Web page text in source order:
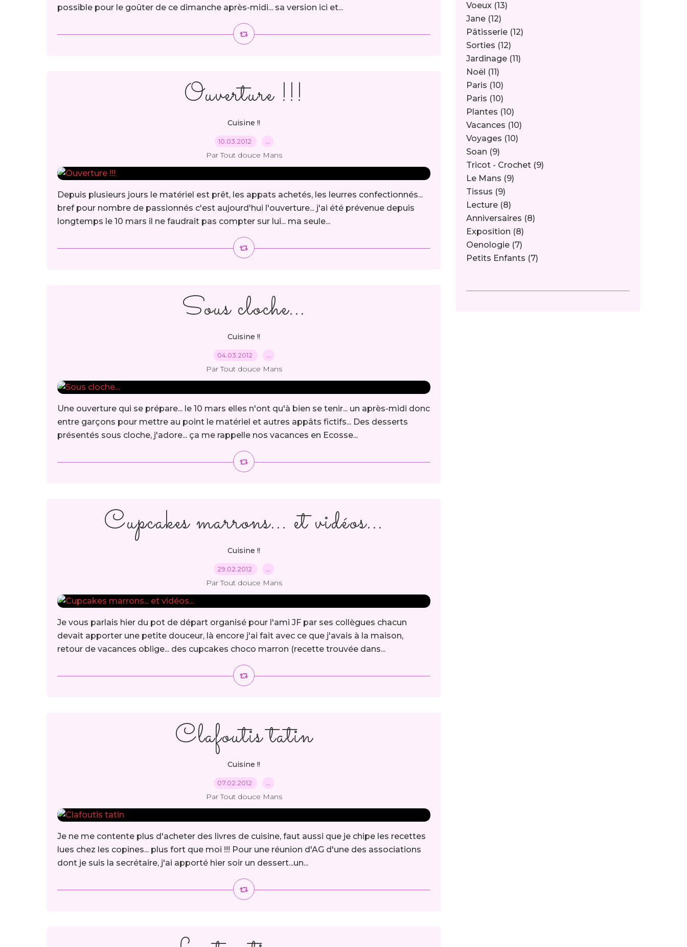
possible pour le goûter de ce dimanche après-midi... sa version ici et...
Ouverture !!!
Cuisine !!
10.03.2012 …
Par Tout douce Mans
Depuis plusieurs jours le matériel est prêt, les appats achetés, les leurres confectionnés...
bref pour nombre de passionnés c'est aujourd'hui l'ouverture... j'ai été prévenue depuis
longtemps le 10 mars il ne faudrait pas compter sur lui... ma seule...
Sous cloche...
Cuisine !!
04.03.2012 …
Par Tout douce Mans
Une ouverture qui se prépare... le 10 mars elles n'ont qu'à bien se tenir... un après-midi donc
entre garçons pour mettre au point le matériel et autres appâts fictifs... Des desserts
présentés sous cloche, j'adore... ça me rappelle nos vacances en Ecosse...
Cupcakes marrons... et vidéos...
Cuisine !!
29.02.2012 …
Par Tout douce Mans
Je vous parlais hier du pot de départ organisé pour l'ami JF par ses collègues chacun
devait apporter une petite douceur, là encore j'ai fait avec ce que j'avais à la maison,
retour de vacances oblige... des cupcakes choco marron (recette trouvée dans...
Clafoutis tatin
Cuisine !!
07.02.2012 …
Par Tout douce Mans
Je ne me contente plus d'acheter des livres de cuisine, faut aussi que je chipe les recettes
lues chez les copines... plus fort que moi !!! Pour une réunion d'AG d'une des associations
dont je suis la secrétaire, j'ai apporté hier soir un dessert...un...
Voeux (13)
Jane (12)
Pâtisserie (12)
Sorties (12)
Jardinage (11)
Noël (11)
Paris (10)
Paris (10)
Plantes (10)
Vacances (10)
Voyages (10)
Soan (9)
Tricot - Crochet (9)
Le Mans (9)
Tissus (9)
Lecture (8)
Anniversaires (8)
Exposition (8)
Oenologie (7)
Petits Enfants (7)